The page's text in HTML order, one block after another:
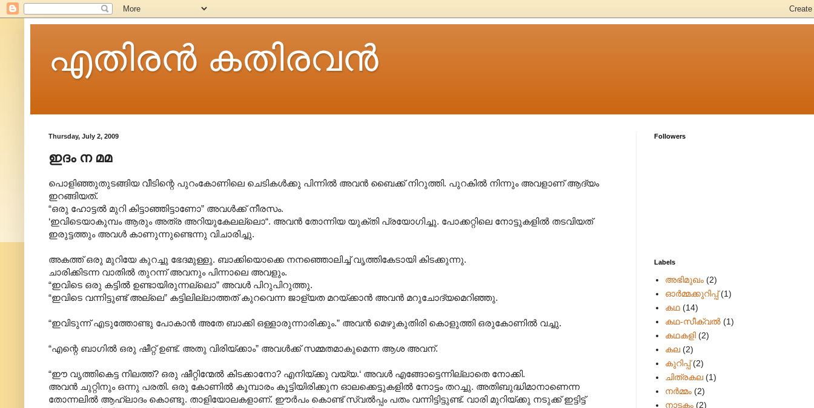
എതിരന്‍ കതിരവന്‍
Thursday, July 2, 2009
ഇദം ന മമ
പൊളിഞ്ഞുതുടങ്ങിയ വീടിന്റെ പുറംകോണിലെ ചെടികൾക്കു പിന്നിൽ അവൻ ബൈക്ക് നിറുത്തി. പുറകിൽ നിന്നും അവളാണ് ആദ്യം
ഇറങ്ങിയത്.
“ഒരു ഹോട്ടൽ മുറി കിട്ടാഞ്ഞിട്ടാണോ” അവൾക്ക് നീരസം.
‘ഇവിടെയാകുമ്പം ആരും അത്ര അറിയുകേലല്ലൊ“. അവൻ തോന്നിയ യുക്തി പ്രയോഗിച്ചു. പോക്കറ്റിലെ നോട്ടുകളിൽ തടവിയത്
ഇരുട്ടത്തും അവൾ കാണുന്നുണ്ടെന്നു വിചാരിച്ചു.
അകത്ത് ഒരു മുറിയേ കുറച്ചു ഭേദമുള്ളു. ബാക്കിയൊക്കെ നനഞ്ഞൊലിച്ച് വൃത്തികേടായി കിടക്കുന്നു.
ചാരിക്കിടന്ന വാതിൽ തുറന്ന്‌ അവനും പിന്നാലെ അവളും.
“ഇവിടെ ഒരു കട്ടിൽ ഉണ്ടായിരുന്നല്ലൊ” അവൾ പിറുപിറുത്തു.
“ഇവിടെ വന്നിട്ടുണ്ട് അല്ലെ” കട്ടിലില്ലാത്തത് കുറവെന്ന ജാള്യത മറയ്ക്കാൻ അവൻ മറുചോദ്യമെറിഞ്ഞു.
“ഇവിടുന്ന് എടുത്തോണ്ടു പോകാൻ അതേ ബാക്കി ഒള്ളാരുന്നാരിക്കും.” അവൻ മെഴുകുതിരി കൊളുത്തി ഒരുകോണിൽ വച്ചു.
“എന്റെ ബാഗിൽ ഒരു ഷീറ്റ് ഉണ്ട്. അതു വിരിയ്ക്കാം” അവൾക്ക് സമ്മതമാകുമെന്ന ആശ അവന്.
“ഈ വൃത്തികെട്ട നിലത്ത്? ഒരു ഷീറ്റിന്മേൽ കിടക്കാനോ? എനിയ്ക്കു വയ്യ.‘ അവൾ എങ്ങോട്ടെന്നില്ലാതെ നോക്കി.
അവൻ ചുറ്റിനും ഒന്നു പരതി. ഒരു കോണിൽ കൂമ്പാരം കൂട്ടിയിരിക്കുന ഓലക്കെട്ടുകളിൽ നോട്ടം തറച്ചു. അതിബുദ്ധിമാനാണെന്ന
തോന്നലിൽ ആഹ്ലാദം കൊണ്ടു. താളിയോലകളാണ്. ഈർപം കൊണ്ട് സ്വൽ‌പ്പം പതം വന്നിട്ടിട്ടുണ്ട്. വാരി മുറിയ്ക്കു നടുക്ക് ഇട്ടിട്ട്
Followers
Labels
അഭിമുഖം (2)
ഓർമ്മക്കുറിപ്പ് (1)
കഥ (14)
കഥ-സീക്വല്‍ (1)
കഥകളി (2)
കല (2)
കുറിപ്പ് (2)
ചിത്രകല (1)
നർമ്മം (2)
നാടകം (2)